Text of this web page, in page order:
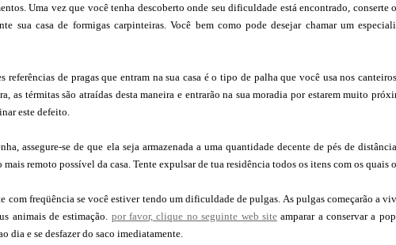
Uma vez que você tenha descoberto onde seu dificuldade está encontrado, conserte
sua casa de formigas carpinteiras. Você bem como pode desejar chamar um
referências de pragas que entram na sua casa é o tipo de palha que você usa nos
as térmitas são atraídas desta maneira e entrarão na sua moradia por estarem muito
este defeito.
assegure-se de que ela seja armazenada a uma quantidade decente de pés de
mais remoto possível da casa. Tente expulsar de tua residência todos os itens com os quais
com freqüência se você estiver tendo um dificuldade de pulgas. As pulgas começarão a
animais de estimação. por favor, clique no seguinte web siteamparar a conservar a
dia e se desfazer do saco imediatamente.